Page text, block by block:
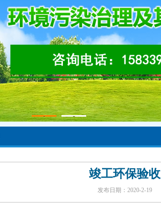
1 2
竣工环保验收
发布日期：2020-2-19